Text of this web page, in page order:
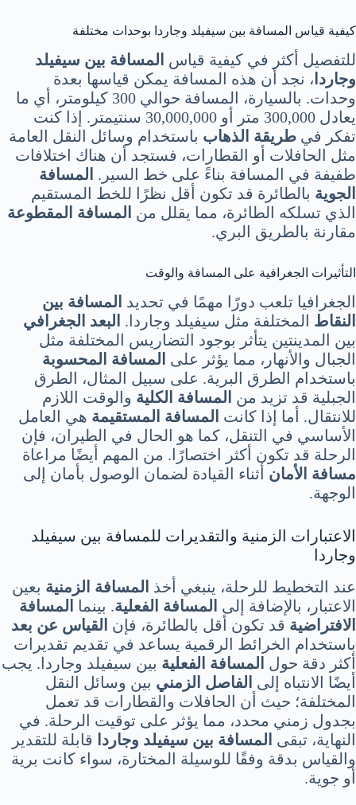
كيفية قياس المسافة بين سيفيلد وجاردا بوحدات مختلفة
للتفصيل أكثر في كيفية قياس المسافة بين سيفيلد
وجاردا ، نجد أن هذه المسافة يمكن قياسها بعدة
وحدات. بالسيارة، المسافة حوالي 300 كيلومتر، أي ما
يعادل 300,000 متر أو 30,000,000 سنتيمتر. إذا كنت
تفكر في طريقة الذهاب باستخدام وسائل النقل العامة
مثل الحافلات أو القطارات، فستجد أن هناك اختلافات
طفيفة في المسافة بناءً على خط السير. المسافة
الجوية بالطائرة قد تكون أقل نظرًا للخط المستقيم
الذي تسلكه الطائرة، مما يقلل من المسافة المقطوعة
مقارنة بالطريق البري.
التأثيرات الجغرافية على المسافة والوقت
الجغرافيا تلعب دورًا مهمًا في تحديد المسافة بين
النقاط المختلفة مثل سيفيلد وجاردا. البعد الجغرافي
بين المدينتين يتأثر بوجود التضاريس المختلفة مثل
الجبال والأنهار، مما يؤثر على المسافة المحسوبة
باستخدام الطرق البرية. على سبيل المثال، الطرق
الجبلية قد تزيد من المسافة الكلية والوقت اللازم
للانتقال. أما إذا كانت المسافة المستقيمة هي العامل
الأساسي في التنقل، كما هو الحال في الطيران، فإن
الرحلة قد تكون أكثر اختصارًا. من المهم أيضًا مراعاة
مسافة الأمان أثناء القيادة لضمان الوصول بأمان إلى
الوجهة.
الاعتبارات الزمنية والتقديرات للمسافة بين سيفيلد
وجاردا
عند التخطيط للرحلة، ينبغي أخذ المسافة الزمنية بعين
الاعتبار، بالإضافة إلى المسافة الفعلية. بينما
المسافة
الافتراضية قد تكون أقل بالطائرة، فإن القياس عن بعد
باستخدام الخرائط الرقمية يساعد في تقديم تقديرات
أكثر دقة حول المسافة الفعلية بين سيفيلد وجاردا. يجب
أيضًا الانتباه إلى الفاصل الزمني بين وسائل النقل
المختلفة؛ حيث أن الحافلات والقطارات قد تعمل
بجدول زمني محدد، مما يؤثر على توقيت الرحلة. في
النهاية، تبقى المسافة بين سيفيلد وجاردا
قابلة للتقدير
والقياس بدقة وفقًا للوسيلة المختارة، سواء كانت برية
أو جوية.